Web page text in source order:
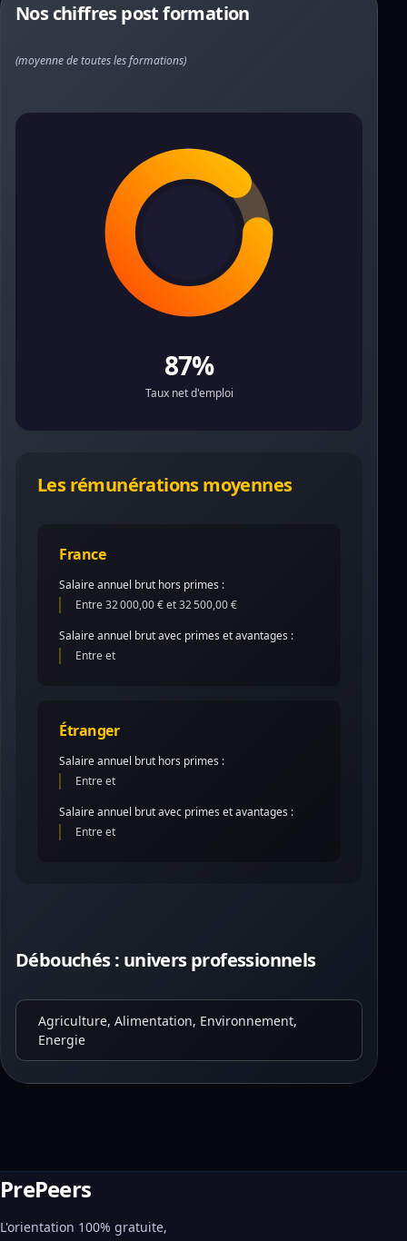
Nos chiffres post formation
(moyenne de toutes les formations)
87%
Taux net d'emploi
Les rémunérations moyennes
France
Salaire annuel brut hors primes :
Entre 32 000,00 € et 32 500,00 €
Salaire annuel brut avec primes et avantages :
Entre et
Étranger
Salaire annuel brut hors primes :
Entre et
Salaire annuel brut avec primes et avantages :
Entre et
Débouchés : univers professionnels
Agriculture, Alimentation, Environnement,
Energie
PrePeers
L'orientation 100% gratuite,